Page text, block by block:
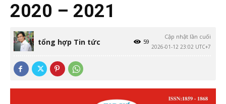
2020 – 2021
tổng hợp Tin tức
Cập nhật lần cuối
2026-01-12 23:02 UTC+7
59